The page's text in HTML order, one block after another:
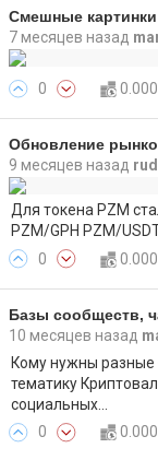
Смешные картинки
7 месяцев назад
0
Обновление
9 месяцев назад
Для токена PZM
PZM/GPH PZM/
0
Базы сообществ,
10 месяцев назад
Кому нужны разные
тематику
социальных…
0